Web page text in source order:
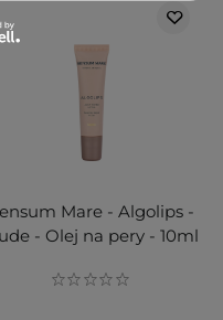
Mare - Algolips -
- Olej na pery - 10ml